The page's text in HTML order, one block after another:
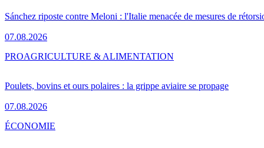
Sánchez riposte contre Meloni : l'Italie menacée de mesures de
07.08.2026
Poulets, bovins et ours polaires : la grippe aviaire se propage
07.08.2026
PROAGRICULTURE & ALIMENTATION
ÉCONOMIE